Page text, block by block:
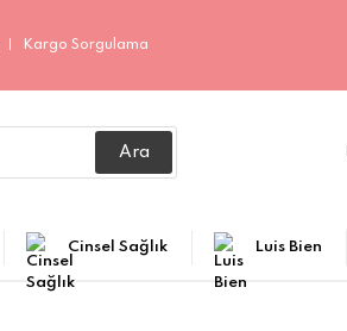
Kargo Sorgulama
Ara
Cinsel Sağlık Luis Bien